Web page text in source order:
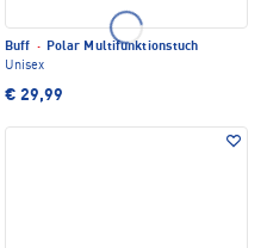
Buff · Polar Multifunktionstuch
Unisex
€ 29,99